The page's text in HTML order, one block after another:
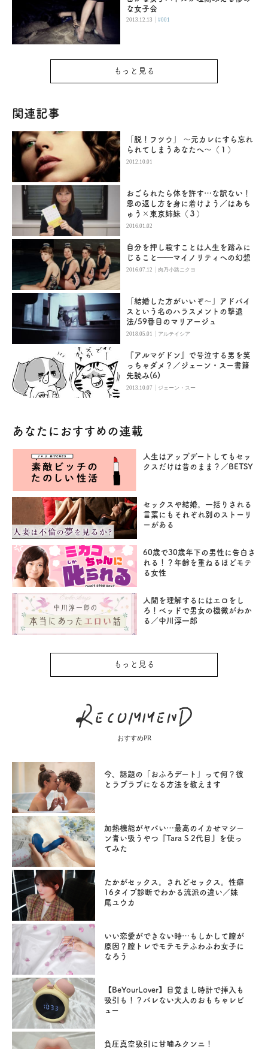
な女子会
2013.12.13 |#001
もっと見る
関連記事
「脱！フツウ」 ～元カレにすら忘れ
られてしまうあなたへ～（１）
2012.10.01
おごられたら体を許す…な訳ない！
恩の返し方を身に着けよう／はあち
ゅう×東京姉妹（３）
2016.01.02
自分を押し殺すことは人生を踏みに
じること――マイノリティへの幻想
2016.07.12 |肉乃小路ニクヨ
「結婚した方がいいぞ～」アドバイ
スという名のハラスメントの撃退
法/59番目のマリアージュ
2018.05.01 | アルテイシア
『アルマゲドン』で号泣する男を笑
っちゃダメ？／ジェーン・スー書籍
先読み(6)
2013.10.07 | ジェーン・スー
あなたにおすすめの連載
人生はアップデートしてもセッ
クスだけは昔のまま？／BETSY
セックスや結婚。一括りされる
言葉にもそれぞれ別のストーリ
ーがある
60歳で30歳年下の男性に告白さ
れる！？年齢を重ねるほどモテ
る女性
人間を理解するにはエロをし
ろ！ベッドで男女の機微がわか
る／中川淳一郎
もっと見る
おすすめPR
今、話題の「おふろデート」って何？彼
とラブラブになる方法を教えます
加熱機能がヤバい…最高のイカせマシー
ン青い吸うやつ『Tara S 2代目』を使っ
てみた
たかがセックス。されどセックス。性癖
16タイプ診断でわかる流派の違い／妹
尾ユウカ
いい恋愛ができない時…もしかして膣が
原因？膣トレでモテモテふわふわ女子に
なろう
【BeYourLover】目覚まし時計で挿入も
吸引も！？バレない大人のおもちゃレビ
ュー
負圧真空吸引に甘噛みクンニ！